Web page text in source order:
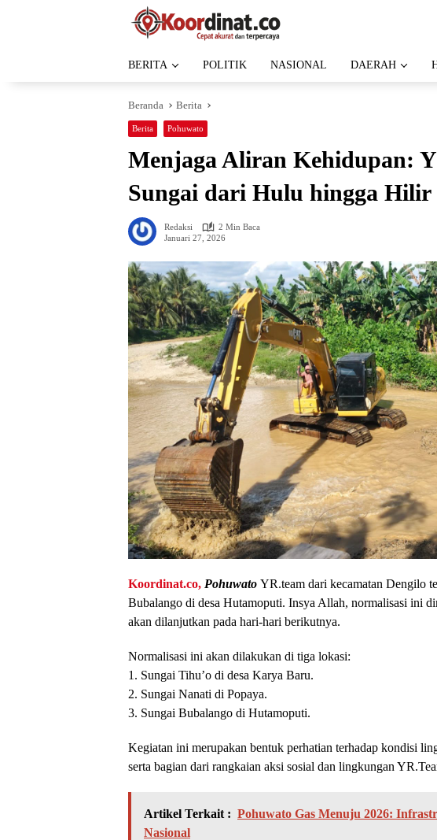
BERITA POLITIK NASIONAL DAERAH
Beranda Berita
Berita Pohuwato
Menjaga Aliran Kehidupan:
Sungai dari Hulu hingga Hilir
Redaksi
2 Min Baca
Januari 27, 2026
Koordinat.co, Pohuwato YR.team dari kecamatan Dengilo
Bubalango di desa Hutamoputi. Insya Allah, normalisasi ini
akan dilanjutkan pada hari-hari berikutnya.
Normalisasi ini akan dilakukan di tiga lokasi:
1. Sungai Tihu’o di desa Karya Baru.
2. Sungai Nanati di Popaya.
3. Sungai Bubalango di Hutamoputi.
Kegiatan ini merupakan bentuk perhatian terhadap kondisi
serta bagian dari rangkaian aksi sosial dan lingkungan
Artikel Terkait : Pohuwato Gas Menuju 2026:
Nasional